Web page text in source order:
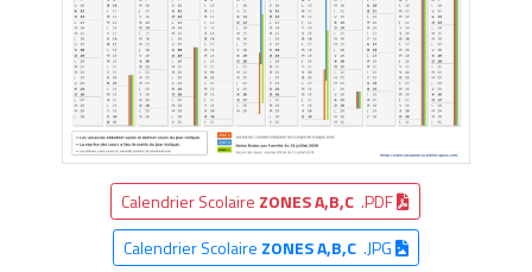
Calendrier Scolaire ZONES A,B,C .PDF
Calendrier Scolaire ZONES A,B,C.JPG